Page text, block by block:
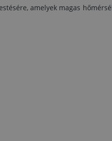
felújítása esetén:
tisztítás, csiszolása és eltávolítása
amelyek magas